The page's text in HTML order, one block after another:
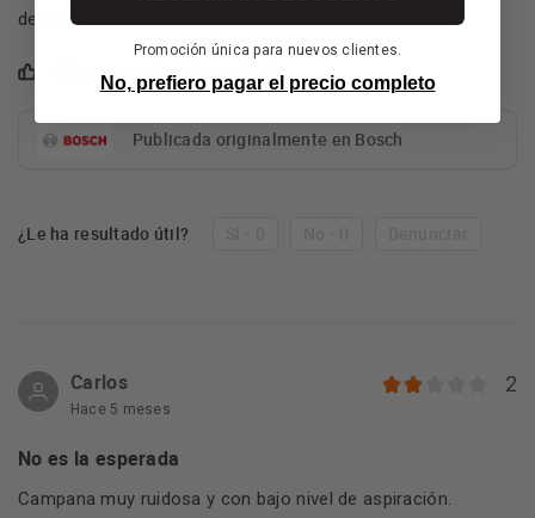
de humo y olores.
Sí, recomiendo este producto
Publicada originalmente en Bosch
¿Le ha resultado útil?
Carlos
Hace 5 meses
2
No es la esperada
Campana muy ruidosa y con bajo nivel de aspiración.
Promoción única para nuevos clientes.
No, prefiero pagar el precio completo